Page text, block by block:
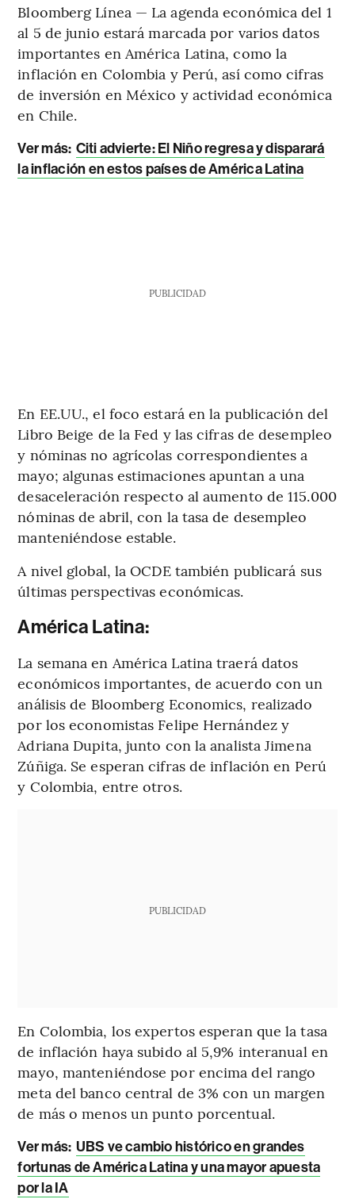
Bloomberg Línea — La agenda económica del 1
al 5 de junio estará marcada por varios datos
importantes en América Latina, como la
inflación en Colombia y Perú, así como cifras
de inversión en México y actividad económica
en Chile.
Ver más: Citi advierte: El Niño regresa y disparará
la inflación en estos países de América Latina
PUBLICIDAD
En EE.UU., el foco estará en la publicación del
Libro Beige de la Fed y las cifras de desempleo
y nóminas no agrícolas correspondientes a
mayo; algunas estimaciones apuntan a una
desaceleración respecto al aumento de 115.000
nóminas de abril, con la tasa de desempleo
manteniéndose estable.
A nivel global, la OCDE también publicará sus
últimas perspectivas económicas.
América Latina:
La semana en América Latina traerá datos
económicos importantes, de acuerdo con un
análisis de Bloomberg Economics, realizado
por los economistas Felipe Hernández y
Adriana Dupita, junto con la analista Jimena
Zúñiga. Se esperan cifras de inflación en Perú
y Colombia, entre otros.
PUBLICIDAD
En Colombia, los expertos esperan que la tasa
de inflación haya subido al 5,9% interanual en
mayo, manteniéndose por encima del rango
meta del banco central de 3% con un margen
de más o menos un punto porcentual.
Ver más: UBS ve cambio histórico en grandes
fortunas de América Latina y una mayor apuesta
por la IA